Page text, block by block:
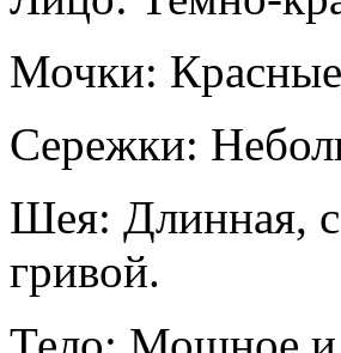
Мочки:
Сережки:
Шея: Длинная,
гривой.